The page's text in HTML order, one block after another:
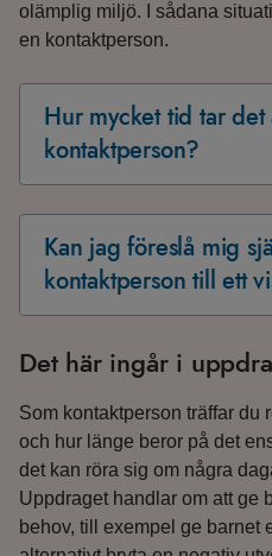
olämplig miljö. I sådana
en kontaktperson.
Hur mycket tid tar det
kontaktperson?
Kan jag föreslå mig
kontaktperson till ett
Det här ingår i
Som kontaktperson träffar du
och hur länge beror på det
det kan röra sig om några
Uppdraget handlar om att ge
behov, till exempel ge barnet